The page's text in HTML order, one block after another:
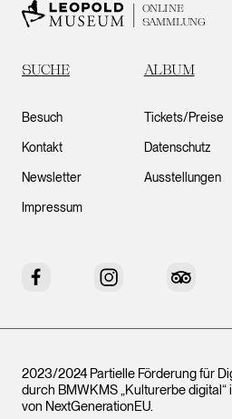
ONLINE
SAMMLUNG
SUCHE ALBUM
Besuch
Kontakt
Newsletter
Impressum
Tickets/Preise
Datenschutz
Ausstellungen
Facebook Instagram Tripadvisor
2023/2024 Partielle Förderung für
durch BMWKMS „Kulturerbe digital“
von NextGenerationEU.